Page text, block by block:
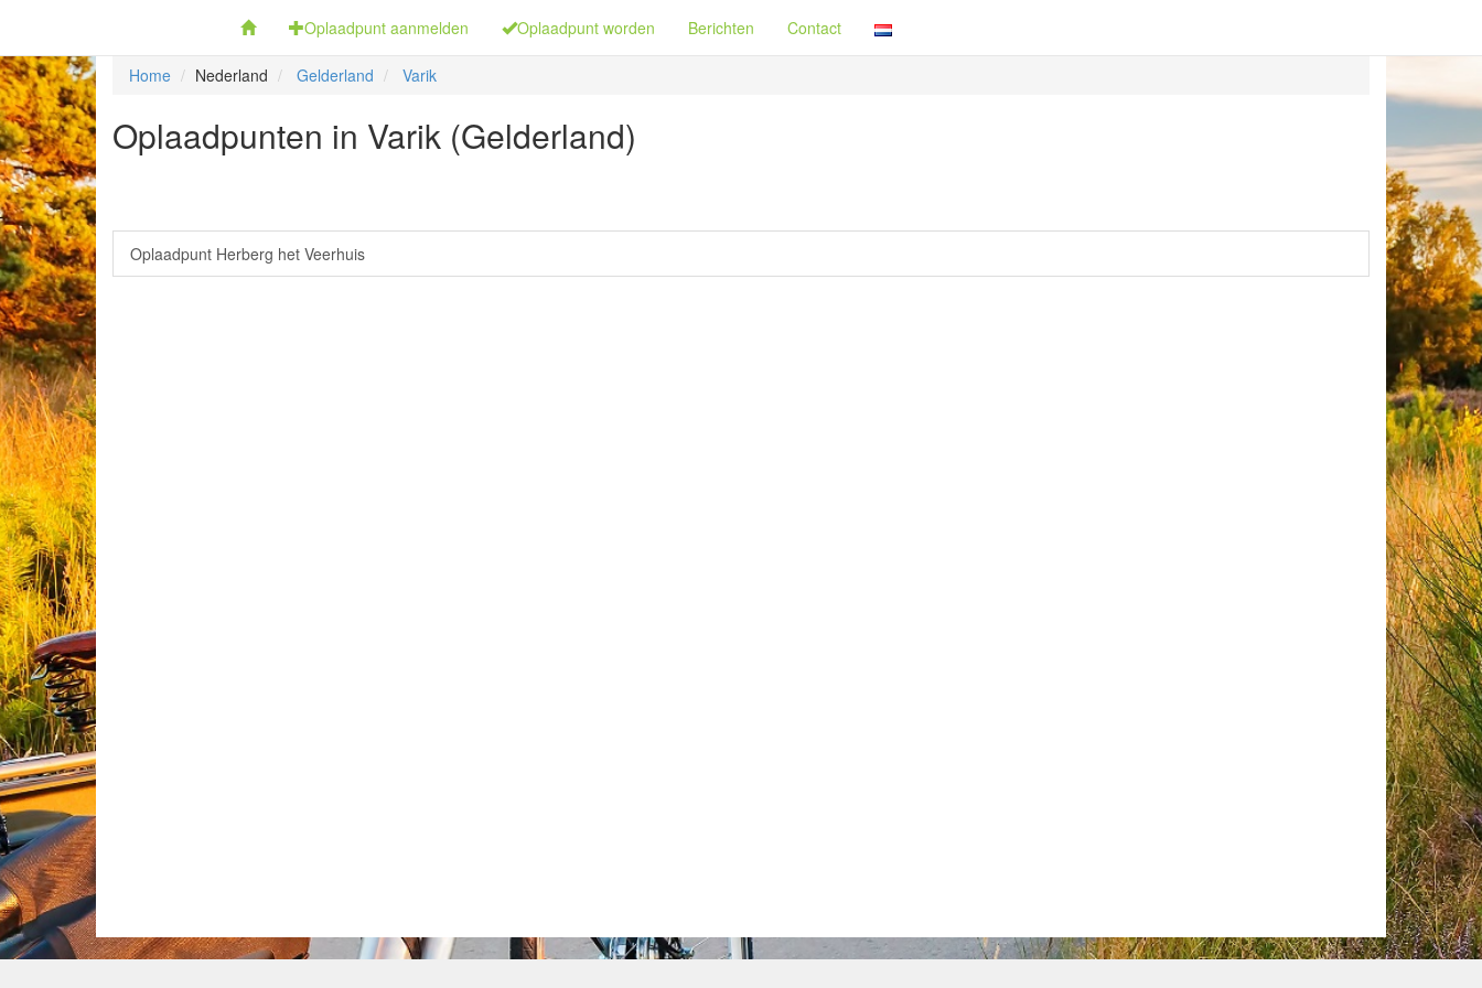
Oplaadpunt aanmelden Oplaadpunt worden Berichten Contact
Home Nederland Gelderland Varik
Oplaadpunten in Varik (Gelderland)
Oplaadpunt Herberg het Veerhuis